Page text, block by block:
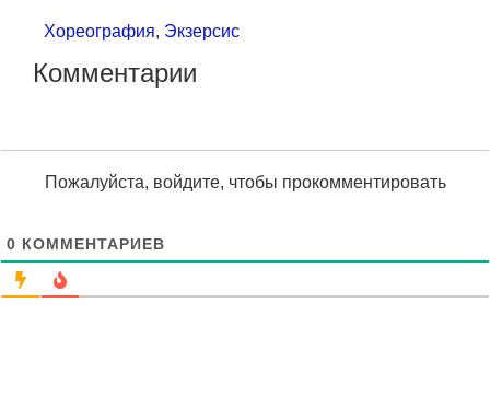
Хореография, Экзерсис
Комментарии
Пожалуйста, войдите, чтобы прокомментировать
0 КОММЕНТАРИЕВ